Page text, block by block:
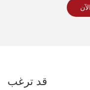
قد ترغب